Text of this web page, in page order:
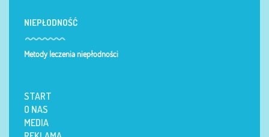
NIEPŁODNOŚĆ
Metody leczenia niepłodności
START
O NAS
MEDIA